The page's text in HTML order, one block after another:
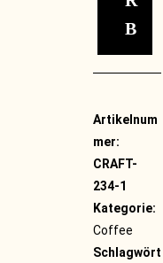
B
Artikelnum
mer:
CRAFT-
234-1
Kategorie:
Coffee
Schlagwört